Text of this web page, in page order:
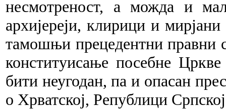
несмотреност, а можда и
архијереји, клирици и
тамошњи прецедентни правни
конституисање посебне
бити неугодан, па и опасан
о Хрватској, Републици